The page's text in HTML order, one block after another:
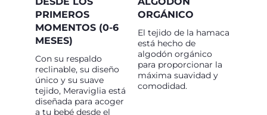
PRIMEROS
MOMENTOS (0-6
MESES)
Con su respaldo
reclinable, su diseño
único y su suave
tejido, Meraviglia está
diseñada para acoger
a tu bebé desde el
ORGÁNICO
El tejido de la hamaca
está hecho de
algodón orgánico
para proporcionar la
máxima suavidad y
comodidad.